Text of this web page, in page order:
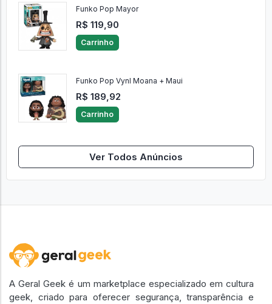
Funko Pop Mayor
R$ 119,90
Carrinho
Funko Pop Vynl Moana + Maui
R$ 189,92
Carrinho
Ver Todos Anúncios
A Geral Geek é um marketplace especializado em cultura
geek, criado para oferecer segurança, transparência e